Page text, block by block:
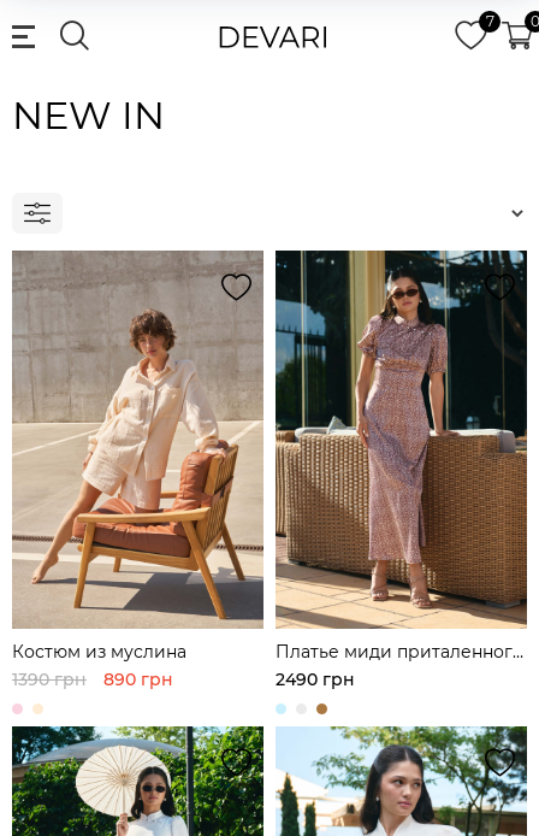
7 0
NEW IN
Костюм из муслина
1390 грн
890 грн
Платье миди приталенного
кроя
2490 грн